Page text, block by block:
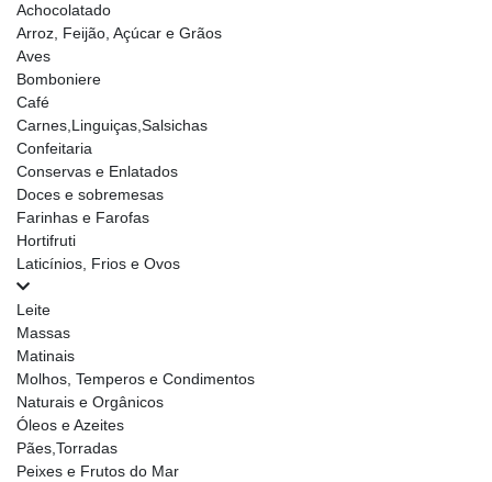
Achocolatado
Arroz, Feijão, Açúcar e Grãos
Aves
Bomboniere
Café
Carnes,Linguiças,Salsichas
Confeitaria
Conservas e Enlatados
Doces e sobremesas
Farinhas e Farofas
Hortifruti
Laticínios, Frios e Ovos
Leite
Massas
Matinais
Molhos, Temperos e Condimentos
Naturais e Orgânicos
Óleos e Azeites
Pães,Torradas
Peixes e Frutos do Mar